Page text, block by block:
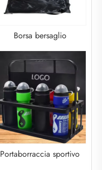
Borsa bersaglio
Portaborraccia sportivo